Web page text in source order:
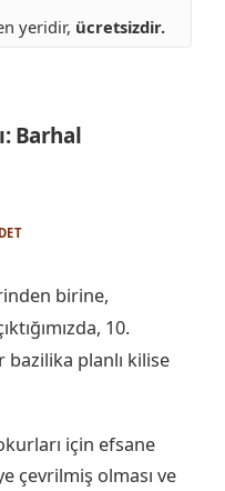
yeridir, ücretsizdir.
Barhal
birine,
10.
bazilika planlı kilise
için efsane
çevrilmiş olması ve